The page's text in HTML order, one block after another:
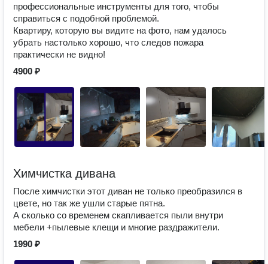
профессиональные инструменты для того, чтобы
справиться с подобной проблемой.
Квартиру, которую вы видите на фото, нам удалось
убрать настолько хорошо, что следов пожара
практически не видно!
4900 ₽
Химчистка дивана
После химчистки этот диван не только преобразился в
цвете, но так же ушли старые пятна.
А сколько со временем скапливается пыли внутри
мебели +пылевые клещи и многие раздражители.
1990 ₽